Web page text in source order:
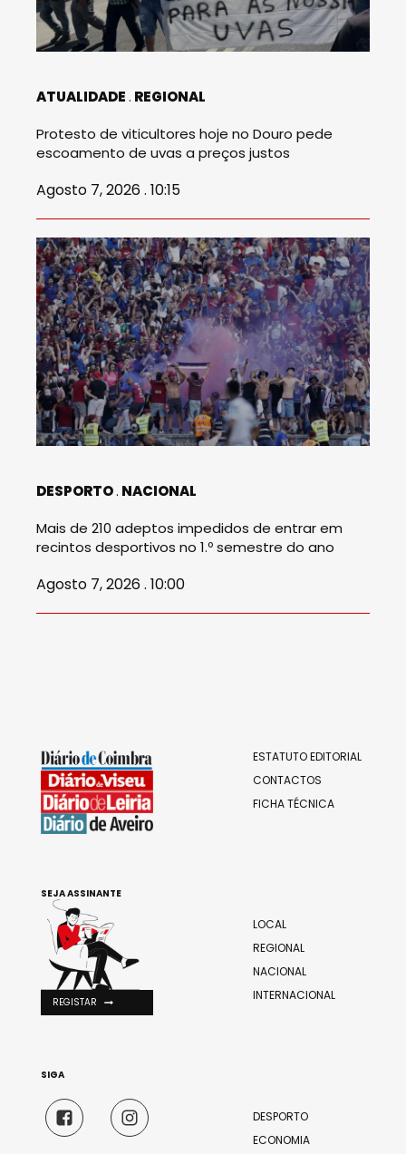
ATUALIDADE REGIONAL
Protesto de viticultores hoje no Douro pede
escoamento de uvas a preços justos
Agosto 7, 2026 . 10:15
DESPORTO NACIONAL
Mais de 210 adeptos impedidos de entrar em
recintos desportivos no 1.º semestre do ano
Agosto 7, 2026 . 10:00
ESTATUTO EDITORIAL
CONTACTOS
FICHA TÉCNICA
LOCAL
REGIONAL
NACIONAL
INTERNACIONAL
DESPORTO
ECONOMIA
SEJA ASSINANTE
REGISTAR
SIGA